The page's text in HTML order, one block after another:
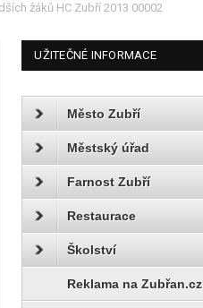
žáků HC Zubří 2013 00002
UŽITEČNÉ INFORMACE
Město Zubří
Městský úřad
Farnost Zubří
Restaurace
Školství
Reklama na Zubřan.cz